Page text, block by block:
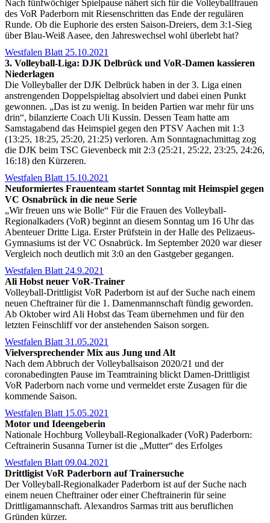
Nach fünfwöchiger Spielpause nähert sich für die Volleyballfrauen
des VoR Paderborn mit Riesenschritten das Ende der regulären
Runde. Ob die Euphorie des ersten Saison-Dreiers, dem 3:1-Sieg
über Blau-Weiß Aasee, den Jahreswechsel wohl überlebt hat?
Westfalen Blatt 25.10.2021
3. Volleyball-Liga: DJK Delbrück und VoR-Damen kassieren
Niederlagen
Die Volleyballer der DJK Delbrück haben in der 3. Liga einen
anstrengenden Doppelspieltag absolviert und dabei einen Punkt
gewonnen. „Das ist zu wenig. In beiden Partien war mehr für uns
drin“, bilanzierte Coach Uli Kussin. Dessen Team hatte am
Samstagabend das Heimspiel gegen den PTSV Aachen mit 1:3
(13:25, 18:25, 25:20, 21:25) verloren. Am Sonntagnachmittag zog
die DJK beim TSC Gievenbeck mit 2:3 (25:21, 25:22, 23:25, 24:26,
16:18) den Kürzeren.
Westfalen Blatt 15.10.2021
Neuformiertes Frauenteam startet Sonntag mit Heimspiel gegen
VC Osnabrück in die neue Serie
„Wir freuen uns wie Bolle“ Für die Frauen des Volleyball-
Regionalkaders (VoR) beginnt an diesem Sonntag um 16 Uhr das
Abenteuer Dritte Liga. Erster Prüfstein in der Halle des Pelizaeus-
Gymnasiums ist der VC Osnabrück. Im September 2020 war dieser
Vergleich noch deutlich mit 3:0 an den Gastgeber gegangen.
Westfalen Blatt 24.9.2021
Ali Hobst neuer VoR-Trainer
Volleyball-Drittligist VoR Paderborn ist auf der Suche nach einem
neuen Cheftrainer für die 1. Damenmannschaft fündig geworden.
Ab Oktober wird Ali Hobst das Team übernehmen und für den
letzten Feinschliff vor der anstehenden Saison sorgen.
Westfalen Blatt 31.05.2021
Vielversprechender Mix aus Jung und Alt
Nach dem Abbruch der Volleyballsaison 2020/21 und der
coronabedingten Pause im Teamtraining blickt Damen-Drittligist
VoR Paderborn nach vorne und vermeldet erste Zusagen für die
kommende Saison.
Westfalen Blatt 15.05.2021
Motor und Ideengeberin
Nationale Hochburg Volleyball-Regionalkader (VoR) Paderborn:
Ceftrainerin Susanna Turner ist die „Mutter“ des Erfolges
Westfalen Blatt 09.04.2021
Drittligist VoR Paderborn auf Trainersuche
Der Volleyball-Regionalkader Paderborn ist auf der Suche nach
einem neuen Cheftrainer oder einer Cheftrainerin für seine
Drittligamannschaft. Alexandros Sarmas tritt aus beruflichen
Gründen kürzer.